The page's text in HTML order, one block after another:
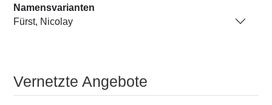
Namensvarianten
Fürst, Nicolay
Vernetzte Angebote